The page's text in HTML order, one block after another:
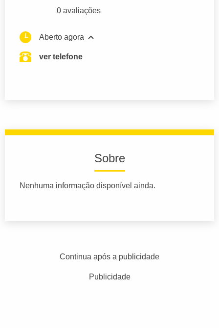
0 avaliações
Aberto agora
ver telefone
Sobre
Nenhuma informação disponível ainda.
Continua após a publicidade
Publicidade